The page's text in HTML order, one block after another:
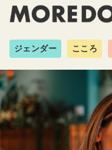
ジェンダー こころ